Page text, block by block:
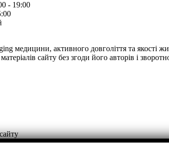
- 19:00
медицини, активного довголіття та якості
сайту без згоди його авторів і